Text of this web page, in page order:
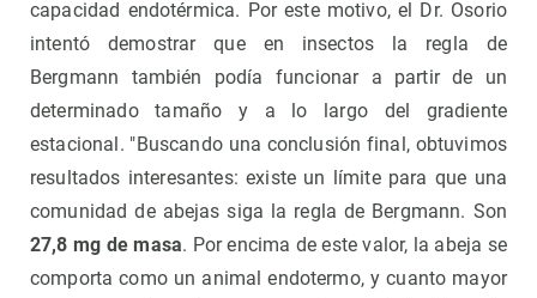
capacidad endotérmica. Por este motivo, el Dr. Osorio
intentó demostrar que en insectos la regla de
Bergmann también podía funcionar a partir de un
determinado tamaño y a lo largo del gradiente
estacional. "Buscando una conclusión final, obtuvimos
resultados interesantes: existe un límite para que una
comunidad de abejas siga la regla de Bergmann. Son
27,8 mg de masa. Por encima de este valor, la abeja se
comporta como un animal endotermo, y cuanto mayor